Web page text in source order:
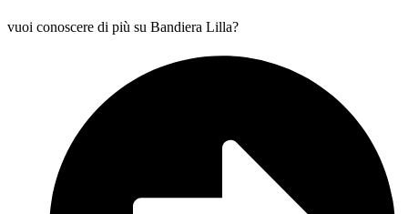
vuoi conoscere di più su Bandiera Lilla?